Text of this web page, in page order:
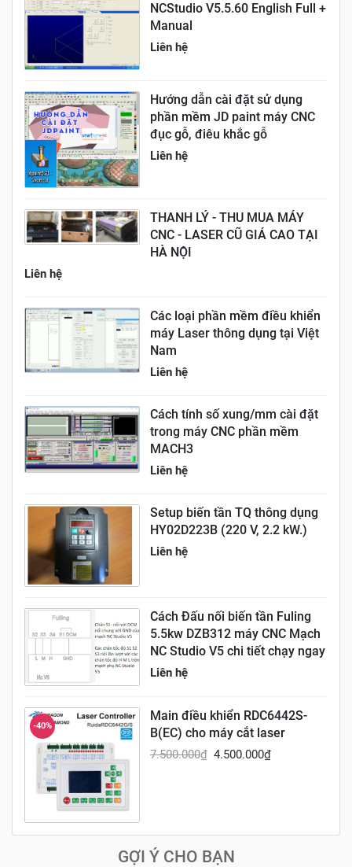
NCStudio V5.5.60 English Full +
Manual
Liên hệ
Hướng dẫn cài đặt sử dụng
phần mềm JD paint máy CNC
đục gỗ, điêu khắc gỗ
Liên hệ
THANH LÝ - THU MUA MÁY
CNC - LASER CŨ GIÁ CAO TẠI
HÀ NỘI
Liên hệ
Các loại phần mềm điều khiển
máy Laser thông dụng tại Việt
Nam
Liên hệ
Cách tính số xung/mm cài đặt
trong máy CNC phần mềm
MACH3
Liên hệ
Setup biến tần TQ thông dụng
HY02D223B (220 V, 2.2 kW.)
Liên hệ
Cách Đấu nối biến tần Fuling
5.5kw DZB312 máy CNC Mạch
NC Studio V5 chi tiết chạy ngay
Liên hệ
-40%
Main điều khiển RDC6442S-
B(EC) cho máy cắt laser
7.500.000₫ 4.500.000₫
GỢI Ý CHO BẠN